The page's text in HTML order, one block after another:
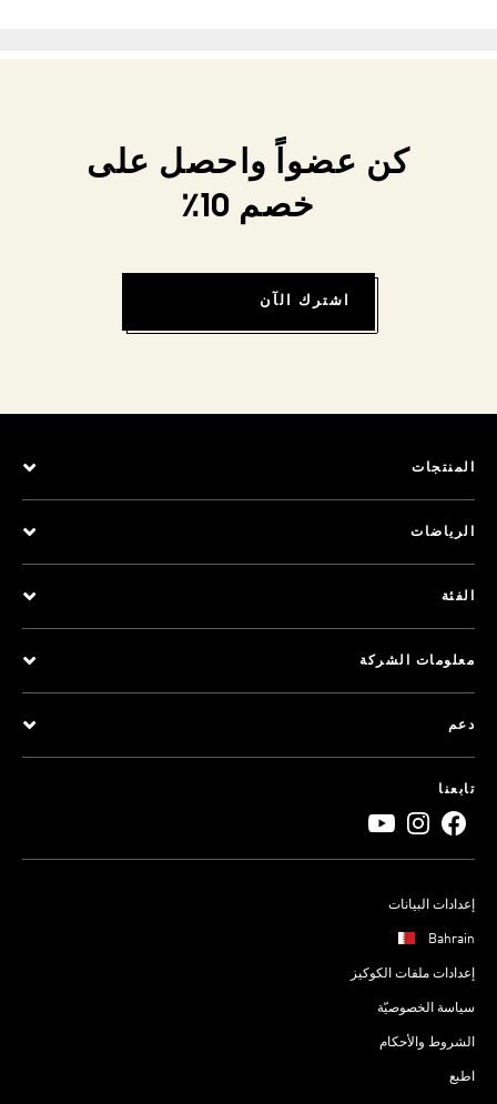
كن عضواً واحصل على
خصم 10٪
اشترك الآن
المنتجات
الرياضات
الفئة
معلومات الشركة
دعم
تابعنا
إعدادات البيانات
Bahrain
إعدادات ملفات الكوكيز
سياسة الخصوصيّة
الشروط والأحكام
اطبع